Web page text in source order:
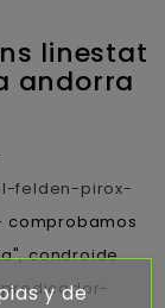
linestat
andorra
felden-pirox-
comprobamos
condroide
predicador-
y de